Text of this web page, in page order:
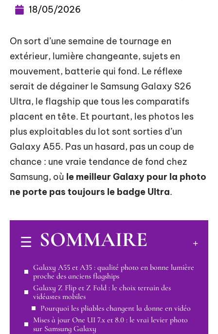
18/05/2026
On sort d’une semaine de tournage en
extérieur, lumière changeante, sujets en
mouvement, batterie qui fond. Le réflexe
serait de dégainer le Samsung Galaxy S26
Ultra, le flagship que tous les comparatifs
placent en tête. Et pourtant, les photos les
plus exploitables du lot sont sorties d’un
Galaxy A55. Pas un hasard, pas un coup de
chance : une vraie tendance de fond chez
Samsung, où le meilleur Galaxy pour la photo
ne porte pas toujours le badge Ultra.
SOMMAIRE
Galaxy A55 et A35 : qualité photo en bonne lumière
proche des anciens flagships
Galaxy Z Flip et Z Fold : le choix terrain des
vidéastes mobiles
Pourquoi les pliables changent la donne en vidéo
Mises à jour One UI 7.x et 8.0 : le vrai levier photo
sur Samsung Galaxy